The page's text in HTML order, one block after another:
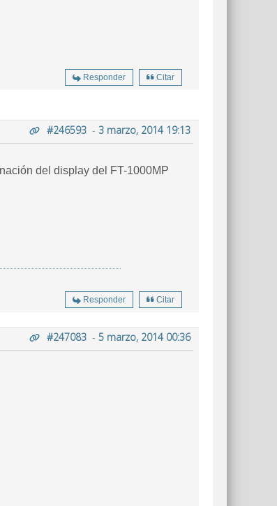
Responder Citar
#246593 - 3 marzo, 2014 19:13
del display del FT-1000MP
Responder Citar
#247083 - 5 marzo, 2014 00:36